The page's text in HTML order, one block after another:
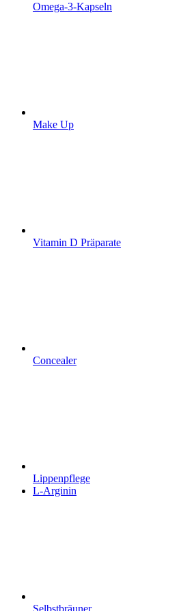
Omega-3-Kapseln
Make Up
Vitamin D Präparate
Concealer
Lippenpflege
L-Arginin